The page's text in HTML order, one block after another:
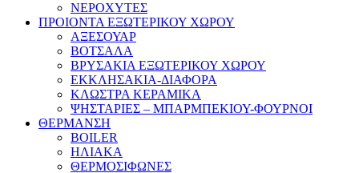
ΝΕΡΟΧΥΤΕΣ
ΠΡΟΙΟΝΤΑ ΕΞΩΤΕΡΙΚΟΥ ΧΩΡΟΥ
ΑΞΕΣΟΥΑΡ
ΒΟΤΣΑΛΑ
ΒΡΥΣΑΚΙΑ ΕΞΩΤΕΡΙΚΟΥ ΧΩΡΟΥ
ΕΚΚΛΗΣΑΚΙΑ-ΔΙΑΦΟΡΑ
ΚΛΩΣΤΡΑ ΚΕΡΑΜΙΚΑ
ΨΗΣΤΑΡΙΕΣ – ΜΠΑΡΜΠΕΚΙΟΥ-ΦΟΥΡΝΟΙ
ΘΕΡΜΑΝΣΗ
BOILER
ΗΛΙΑΚΑ
ΘΕΡΜΟΣΙΦΩΝΕΣ